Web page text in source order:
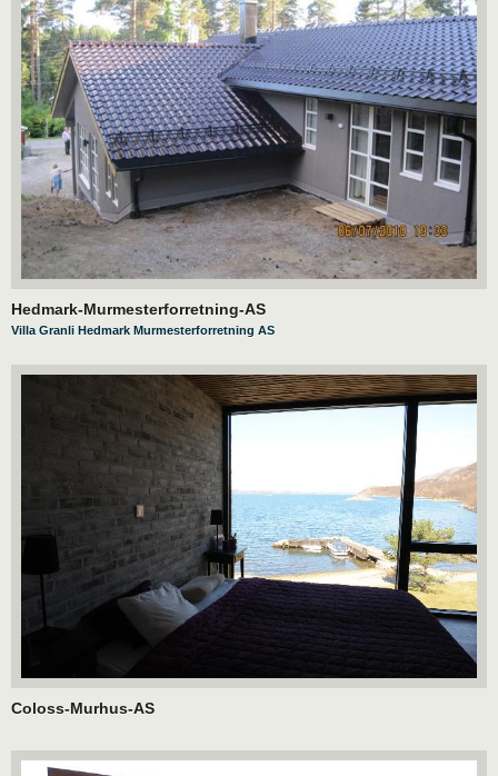
Hedmark-Murmesterforretning-AS
Villa Granli Hedmark Murmesterforretning AS
Coloss-Murhus-AS